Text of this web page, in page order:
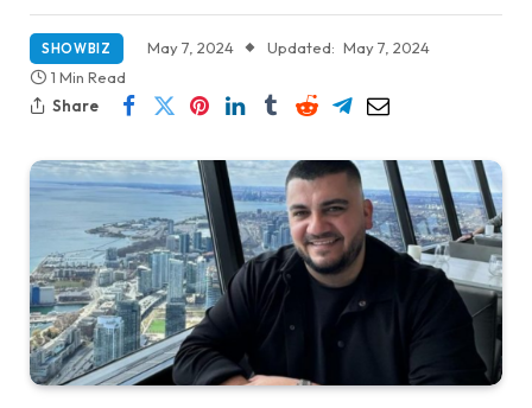
SHOWBIZ May 7, 2024 Updated: May 7, 2024
1 Min Read
Share